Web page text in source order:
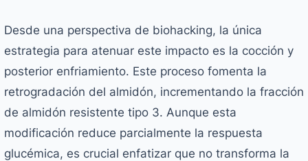
Desde una perspectiva de biohacking, la única
estrategia para atenuar este impacto es la cocción y
posterior enfriamiento. Este proceso fomenta la
retrogradación del almidón, incrementando la fracción
de almidón resistente tipo 3. Aunque esta
modificación reduce parcialmente la respuesta
glucémica, es crucial enfatizar que no transforma la